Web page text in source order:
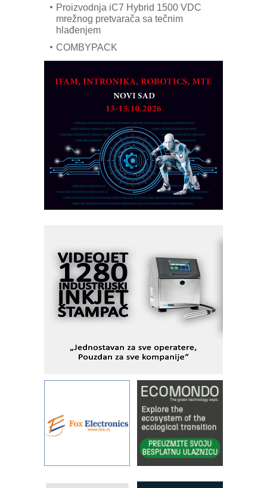
Proizvodnja iC7 Hybrid 1500 VDC
mrežnog pretvarača sa tečnim
hlađenjem
COMBYPACK
ROSA i SCHUNK podižu proizvodnju
Detekcija različitih oblika
MAREX - Lim i mašine za savremena
rešenja
Marcom-plast d.o.o.- vaš pouzdan
partner
CTO - Prilagodite svoju toplinsku
obradu!
dostupan u Srbiji
MOTOMAN – NEXT-Robotika vođena
veštačkom inteligencijom
I.SAFE MOBILE revolucioniše
industrijsku automatizaciju
pionirskimmobile operator PANEL-OM
podešavanje u proizvodnji prototipova
savremene industrijske i logističke
Alba d.o.o. – 35 godina preciznosti u
metrologiji i pametnim dozirnim
rešenjima
IBeRTIM - oprema za ispitivanje